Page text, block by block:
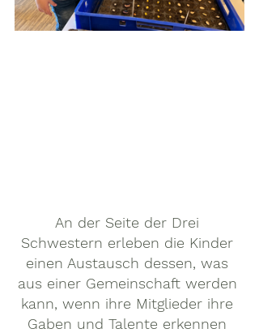
An der Seite der Drei
Schwestern erleben die Kinder
einen Austausch dessen, was
aus einer Gemeinschaft werden
kann, wenn ihre Mitglieder ihre
Gaben und Talente erkennen